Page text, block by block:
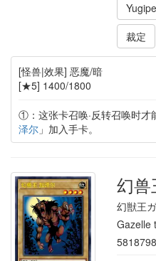
裁定
[怪兽|效果] 恶魔/暗
[★5] 1400/1800
①：这张卡召唤·反转召唤时才
泽尔」加入手卡。
幻
幻獣王
Gazelle
5818798